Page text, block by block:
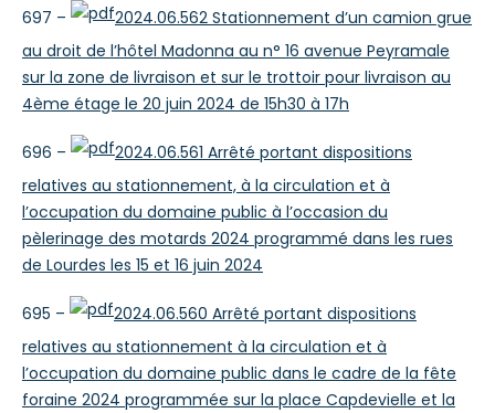
697 –
2024.06.562 Stationnement d’un camion grue
au droit de l’hôtel Madonna au n° 16 avenue Peyramale
sur la zone de livraison et sur le trottoir pour livraison au
4ème étage le 20 juin 2024 de 15h30 à 17h
696 –
2024.06.561 Arrêté portant dispositions
relatives au stationnement, à la circulation et à
l’occupation du domaine public à l’occasion du
pèlerinage des motards 2024 programmé dans les rues
de Lourdes les 15 et 16 juin 2024
695 –
2024.06.560 Arrêté portant dispositions
relatives au stationnement à la circulation et à
l’occupation du domaine public dans le cadre de la fête
foraine 2024 programmée sur la place Capdevielle et la